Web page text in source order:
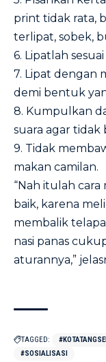
print tidak rata,
terlipat, sobek,
6. Lipatlah
7. Lipat dengan
demi bentuk
8. Kumpulkan
suara agar tidak
9. Tidak
makan camilan.
“Nah itulah
baik, karena
membalik
nasi panas
aturannya,”
TAGGED:
#SOSIALISASI